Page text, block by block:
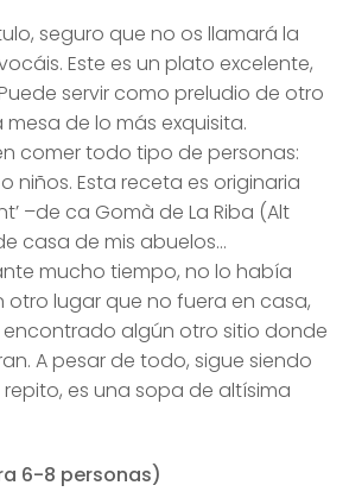
seguro que no os llamará la
Este es un plato excelente,
servir como preludio de otro
de lo más exquisita.
comer todo tipo de personas:
niños. Esta receta es originaria
–de ca Gomà de La Riba (Alt
casa de mis abuelos…
mucho tiempo, no lo había
otro lugar que no fuera en casa,
algún otro sitio donde
A pesar de todo, sigue siendo
es una sopa de altísima
6-8 personas)